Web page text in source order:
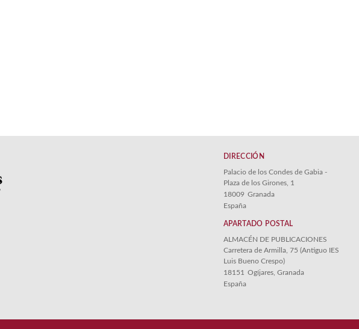
DIRECCIÓN
Palacio de los Condes de Gabia -
Plaza de los Girones, 1
18009 Granada
España
APARTADO POSTAL
ALMACÉN DE PUBLICACIONES
Carretera de Armilla, 75 (Antiguo IES
Luis Bueno Crespo)
18151 Ogíjares, Granada
España